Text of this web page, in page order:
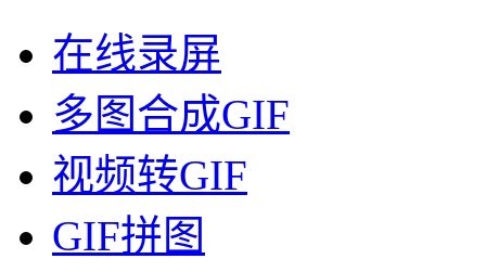
在线录屏
多图合成GIF
视频转GIF
GIF拼图